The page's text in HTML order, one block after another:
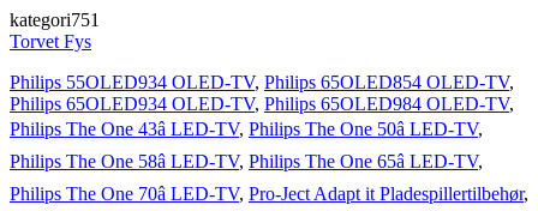
kategori751
Torvet Fys
Philips 55OLED934 OLED-TV, Philips 65OLED854 OLED-TV,
Philips 65OLED934 OLED-TV, Philips 65OLED984 OLED-TV,
Philips The One 43â LED-TV, Philips The One 50â LED-TV,
Philips The One 58â LED-TV, Philips The One 65â LED-TV,
Philips The One 70â LED-TV, Pro-Ject Adapt it Pladespillertilbehør,